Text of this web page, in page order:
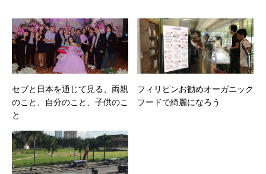
セブと日本を通じて見る、両親
のこと、自分のこと、子供のこ
と
フィリピンお勧めオーガニック
フードで綺麗になろう